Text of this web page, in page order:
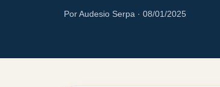
Por Audesio Serpa · 08/01/2025